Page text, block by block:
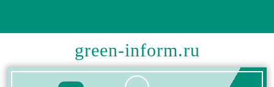
содержимому
green-inform.ru